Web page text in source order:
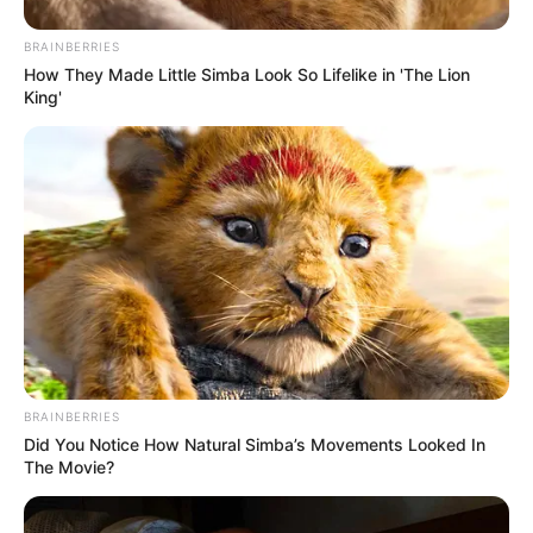
TEMAS RELACIONADOS
PLANADAS
MANTÉNGASE EN ALERTA
Tenemos todas las noticias que le
interesan. Para estar bien informado, por
favor, active las notificaciones de Alerta.
ACTIVAR AHORA
TEMAS DESTACADOS
BRAINBERRIES
How They Made Little Simba Look So Lifelike in 'The Lion
King'
BRAINBERRIES
Did You Notice How Natural Simba’s Movements Looked In
The Movie?